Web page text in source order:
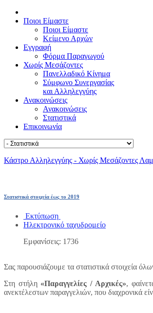
Ποιοι Είμαστε
Ποιοι Είμαστε
Κείμενο Αρχών
Εγγραφή
Φόρμα Παραγωγού
Χωρίς Μεσάζοντες
Πανελλαδικό Κίνημα
Σύμφωνο Συνεργασίας
και Αλληλεγγύης
Ανακοινώσεις
Ανακοινώσεις
Στατιστικά
Επικοινωνία
Κάστρο Αλληλεγγύης - Χωρίς Μεσάζοντες
Στατιστικά στοιχεία έως το 2019
Εκτύπωση
Ηλεκτρονικό ταχυδρομείο
Εμφανίσεις: 1736
Σας παρουσιάζουμε τα στατιστικά στοιχεία
Στη στήλη «Παραγγελίες / Αρχικές»,
ανεκτέλεστων παραγγελιών, που διαχρονικά